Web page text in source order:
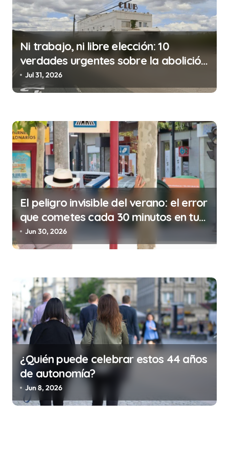
ó
n
d
e
e
t
r
a
d
a
Ni trabajo, ni libre elección: 10
verdades urgentes sobre la abolición
de la prostitución
Jul 31, 2026
El peligro invisible del verano: el error
que cometes cada 30 minutos en tu
trabajo (y la ilegalidad que te puede
costar la vida)
Jun 30, 2026
¿Quién puede celebrar estos 44 años
de autonomía?
Jun 8, 2026